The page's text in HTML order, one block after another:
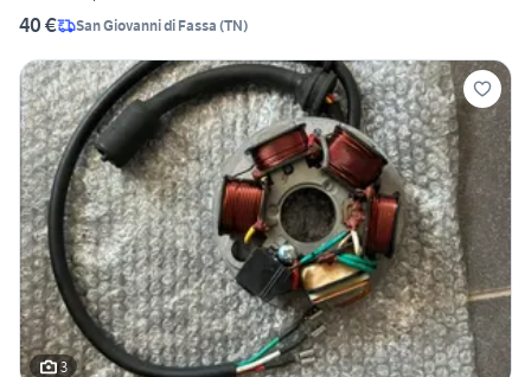
40 € San Giovanni di Fassa (TN)
3